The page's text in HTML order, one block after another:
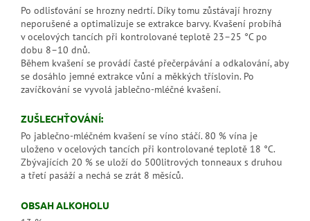
Po odlisťování se hrozny nedrtí. Díky tomu zůstávají hrozny
neporušené a optimalizuje se extrakce barvy. Kvašení probíhá
v ocelových tancích při kontrolované teplotě 23–25 °C po
dobu 8–10 dnů.
Během kvašení se provádí časté přečerpávání a odkalování, aby
se dosáhlo jemné extrakce vůní a měkkých tříslovin. Po
zavíčkování se vyvolá jablečno-mléčné kvašení.
ZUŠLECHŤOVÁNÍ:
Po jablečno-mléčném kvašení se víno stáčí. 80 % vína je
uloženo v ocelových tancích při kontrolované teplotě 18 °C.
Zbývajících 20 % se uloží do 500litrových tonneaux s druhou
a třetí pasáží a nechá se zrát 8 měsíců.
OBSAH ALKOHOLU